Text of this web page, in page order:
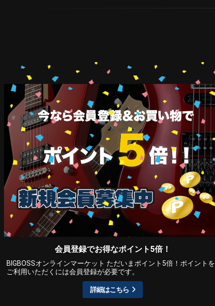
会員登録でお得なポイント5倍！
BIGBOSSオンラインマーケット ただいまポイント5倍！ポイントを
ご利用いただくには会員登録が必要です。
詳細はこちら